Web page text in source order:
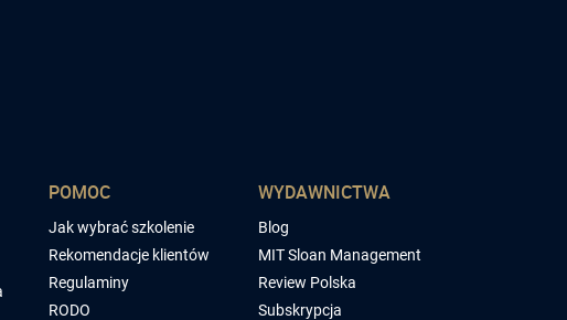
POMOC
Jak wybrać szkolenie
Rekomendacje klientów
Regulaminy
RODO
WYDAWNICTWA
Blog
MIT Sloan Management
Review Polska
Subskrypcja